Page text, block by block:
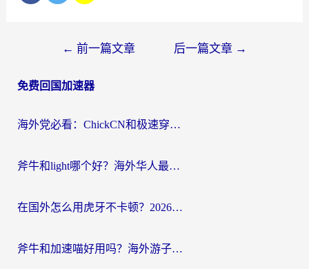
导
← 前一篇文章 后一篇文章 →
免费回国加速器
海外党必看：ChickCN和极速穿梭VPN好用吗？3招教你选对回国加速器无缝刷国内资源
斧牛和light哪个好？海外华人最关心的回国加速器选择难题，一篇讲透
在国外怎么用虎牙不卡顿？2026海外华人亲测有效的回国加速器选择指南
斧牛和加速喵好用吗？海外游子的真实选择困境